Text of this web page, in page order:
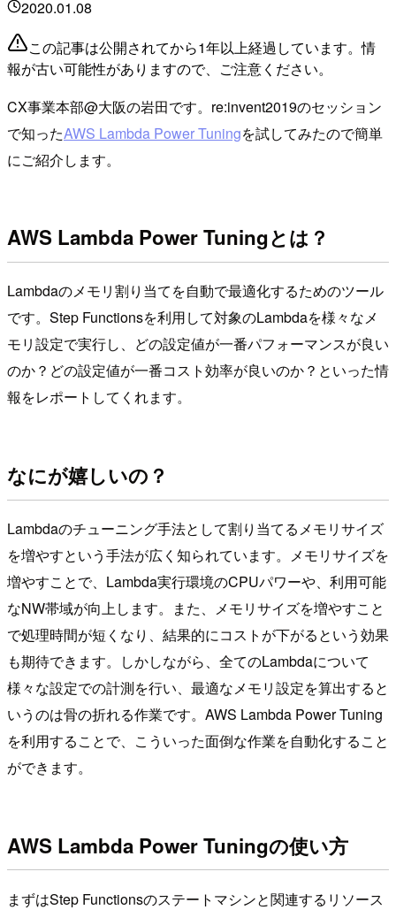
2020.01.08
この記事は公開されてから1年以上経過しています。情
報が古い可能性がありますので、ご注意ください。
CX事業本部@大阪の岩田です。re:invent2019のセッション
で知ったAWS Lambda Power Tuningを試してみたので簡単
にご紹介します。
AWS Lambda Power Tuningとは？
Lambdaのメモリ割り当てを自動で最適化するためのツール
です。Step Functionsを利用して対象のLambdaを様々なメ
モリ設定で実行し、どの設定値が一番パフォーマンスが良い
のか？どの設定値が一番コスト効率が良いのか？といった情
報をレポートしてくれます。
なにが嬉しいの？
Lambdaのチューニング手法として割り当てるメモリサイズ
を増やすという手法が広く知られています。メモリサイズを
増やすことで、Lambda実行環境のCPUパワーや、利用可能
なNW帯域が向上します。また、メモリサイズを増やすこと
で処理時間が短くなり、結果的にコストが下がるという効果
も期待できます。しかしながら、全てのLambdaについて
様々な設定での計測を行い、最適なメモリ設定を算出すると
いうのは骨の折れる作業です。AWS Lambda Power Tuning
を利用することで、こういった面倒な作業を自動化すること
ができます。
AWS Lambda Power Tuningの使い方
まずはStep Functionsのステートマシンと関連するリソース